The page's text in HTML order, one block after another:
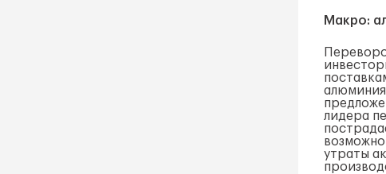
Макро:
лидера
утраты